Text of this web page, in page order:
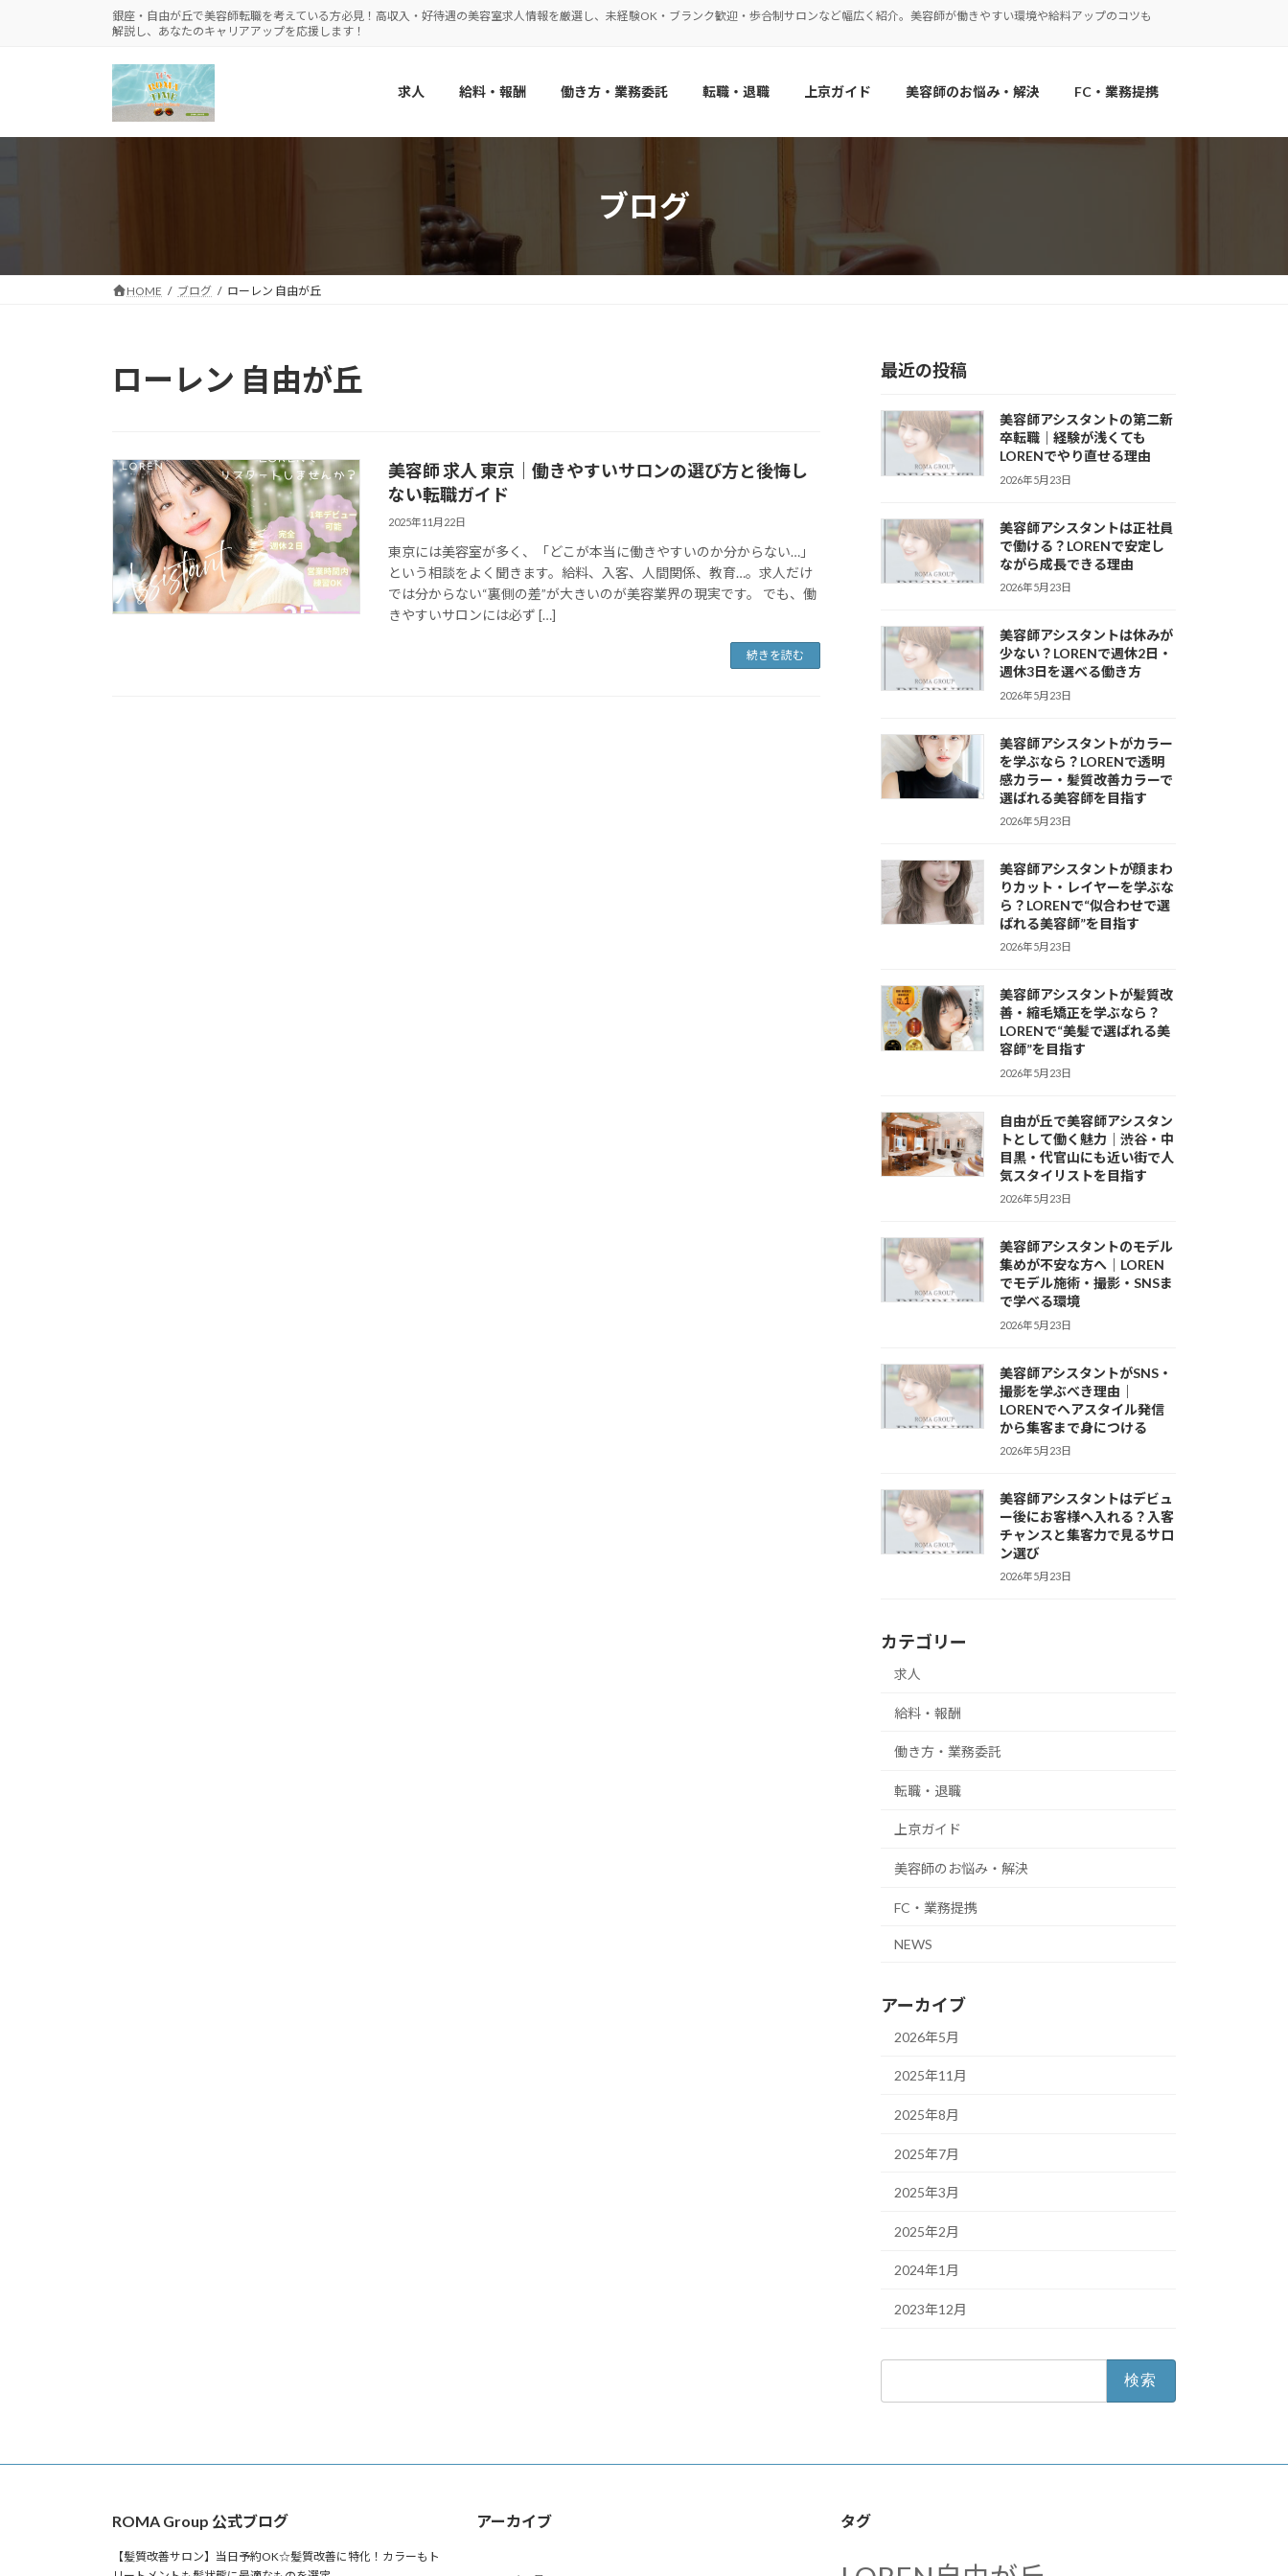
銀座・自由が丘で美容師転職を考えている方必見！高収入・好待遇の美容室求人情報を厳選し、未経験OK・ブランク歓迎・歩合制サロンなど幅広く紹介。美容師が働きやすい環境や給料アップのコツも
解説し、あなたのキャリアアップを応援します！
求人 給料・報酬 働き方・業務委託 転職・退職 上京ガイド 美容師のお悩み・解決 FC・業務提携
ブログ
HOME ブログ ローレン 自由が丘
ローレン 自由が丘
美容師 求人 東京｜働きやすいサロンの選び方と後悔し
ない転職ガイド
2025年11月22日
東京には美容室が多く、「どこが本当に働きやすいのか分からない…」
という相談をよく聞きます。給料、入客、人間関係、教育…。求人だけ
では分からない“裏側の差”が大きいのが美容業界の現実です。 でも、働
きやすいサロンには必ず […]
続きを読む
最近の投稿
美容師アシスタントの第二新
卒転職｜経験が浅くても
LORENでやり直せる理由
2026年5月23日
美容師アシスタントは正社員
で働ける？LORENで安定し
ながら成長できる理由
2026年5月23日
美容師アシスタントは休みが
少ない？LORENで週休2日・
週休3日を選べる働き方
2026年5月23日
美容師アシスタントがカラー
を学ぶなら？LORENで透明
感カラー・髪質改善カラーで
選ばれる美容師を目指す
2026年5月23日
美容師アシスタントが顔まわ
りカット・レイヤーを学ぶな
ら？LORENで“似合わせで選
ばれる美容師”を目指す
2026年5月23日
美容師アシスタントが髪質改
善・縮毛矯正を学ぶなら？
LORENで“美髪で選ばれる美
容師”を目指す
2026年5月23日
自由が丘で美容師アシスタン
トとして働く魅力｜渋谷・中
目黒・代官山にも近い街で人
気スタイリストを目指す
2026年5月23日
美容師アシスタントのモデル
集めが不安な方へ｜LOREN
でモデル施術・撮影・SNSま
で学べる環境
2026年5月23日
美容師アシスタントがSNS・
撮影を学ぶべき理由｜
LORENでヘアスタイル発信
から集客まで身につける
2026年5月23日
美容師アシスタントはデビュ
ー後にお客様へ入れる？入客
チャンスと集客力で見るサロ
ン選び
2026年5月23日
カテゴリー
求人
給料・報酬
働き方・業務委託
転職・退職
上京ガイド
美容師のお悩み・解決
FC・業務提携
NEWS
アーカイブ
2026年5月
2025年11月
2025年8月
2025年7月
2025年3月
2025年2月
2024年1月
2023年12月
ROMA Group 公式ブログ
【髪質改善サロン】当日予約OK☆髪質改善に特化！カラーもト
アーカイブ タグ